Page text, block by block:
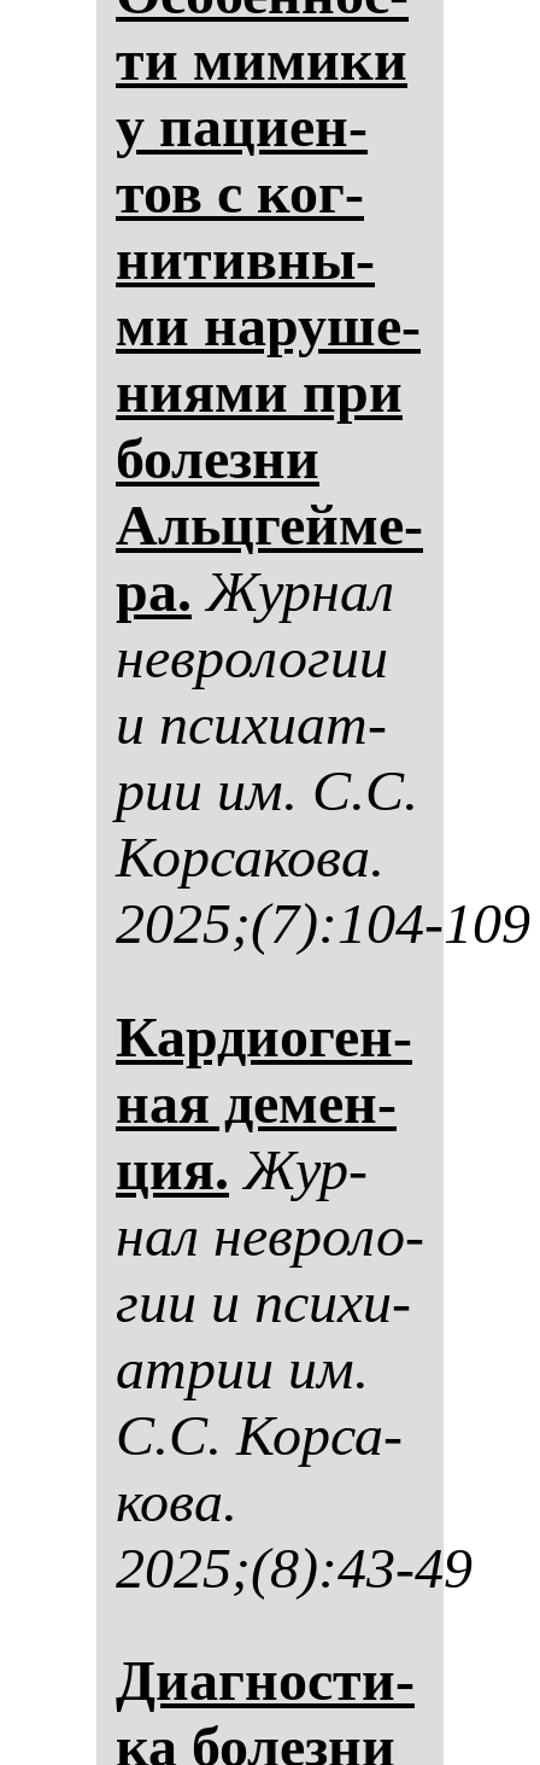
ти ми­ми­ки
у па­ци­ен­
тов с ког­
ни­тив­ны­
ми на­ру­ше­
ни­ями при
бо­лез­ни
Альцгей­ме­
ра. Жур­нал
нев­ро­ло­гии
и пси­хи­ат­
рии им. С.С.
Кор­са­ко­ва.
2025;(7):104-109
Кар­ди­оген­
ная де­мен­
ция. Жур­
нал нев­ро­ло­
гии и пси­хи­
ат­рии им.
С.С. Кор­са­
ко­ва.
2025;(8):43-49
Диаг­нос­ти­
ка бо­лез­ни